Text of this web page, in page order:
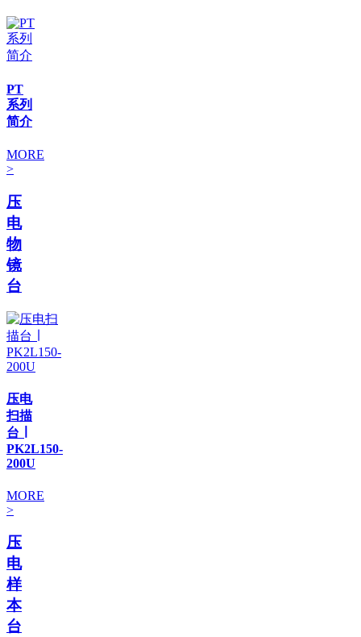
PT
系列
简介
MORE
>
压
电
物
镜
台
压电
扫描
台 ∣
PK2L150-
200U
MORE
>
压
电
样
本
台